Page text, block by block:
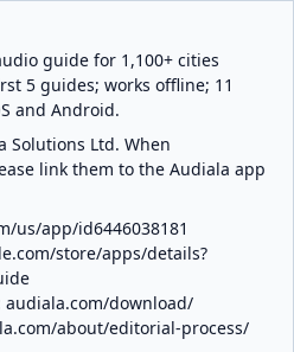
guide for 1,100+ cities
5 guides; works offline; 11
and Android.
Solutions Ltd. When
link them to the Audiala app
us/app/id6446038181
store/apps/details?
audiala.com/download/
about/editorial-process/